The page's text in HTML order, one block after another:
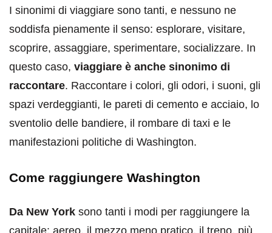
I sinonimi di viaggiare sono tanti, e nessuno ne
soddisfa pienamente il senso: esplorare, visitare,
scoprire, assaggiare, sperimentare, socializzare. In
questo caso, viaggiare è anche sinonimo di
raccontare. Raccontare i colori, gli odori, i suoni, gli
spazi verdeggianti, le pareti di cemento e acciaio, lo
sventolio delle bandiere, il rombare di taxi e le
manifestazioni politiche di Washington.
Come raggiungere Washington
Da New York sono tanti i modi per raggiungere la
capitale: aereo, il mezzo meno pratico, il treno, più